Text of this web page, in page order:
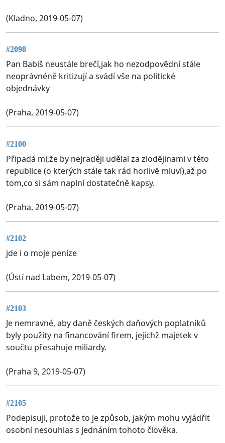
(Kladno, 2019-05-07)
#2098
Pan Babiš neustále brečí,jak ho nezodpovědní stále
neoprávnéně kritizují a svádí vše na politické
objednávky
(Praha, 2019-05-07)
#2100
Připadá mi,že by nejraději udělal za zlodějinami v této
republice (o kterých stále tak rád horlivě mluví),až po
tom,co si sám naplní dostatečně kapsy.
(Praha, 2019-05-07)
#2102
jde i o moje peníze
(Ústí nad Labem, 2019-05-07)
#2103
Je nemravné, aby daně českých daňových poplatníků
byly použity na financování firem, jejichž majetek v
součtu přesahuje miliardy.
(Praha 9, 2019-05-07)
#2105
Podepisuji, protože to je způsob, jakým mohu vyjádřit
osobní nesouhlas s jednáním tohoto člověka.